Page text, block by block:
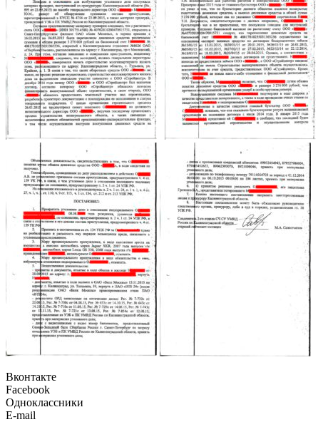
Вконтакте
Facebook
Одноклассники
E-mail